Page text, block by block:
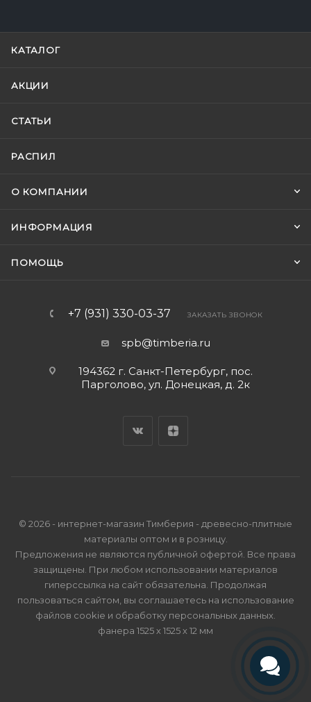
КАТАЛОГ
АКЦИИ
СТАТЬИ
РАСПИЛ
О КОМПАНИИ
ИНФОРМАЦИЯ
ПОМОЩЬ
+7 (931) 330-03-37 ЗАКАЗАТЬ ЗВОНОК
spb@timberia.ru
194362 г. Санкт-Петербург, пос.
Парголово, ул. Донецкая, д. 2к
© 2026 - интернет-магазин Тимберия - древесно-плитные
материалы оптом и в розницу.
Предложения не являются публичной офертой. Все права
защищены. При любом использовании материалов
гиперссылка на сайт обязательна. Продолжая
пользоваться сайтом, вы соглашаетесь на использование
файлов cookie и обработку персональных данных
фанера 1525 х 1525 х 12 мм